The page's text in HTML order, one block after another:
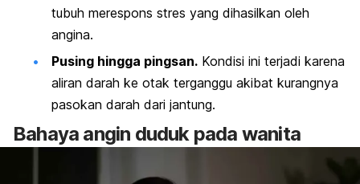
tubuh merespons stres yang dihasilkan oleh
angina.
Pusing hingga pingsan. Kondisi ini terjadi karena
aliran darah ke otak terganggu akibat kurangnya
pasokan darah dari jantung.
Bahaya angin duduk pada wanita